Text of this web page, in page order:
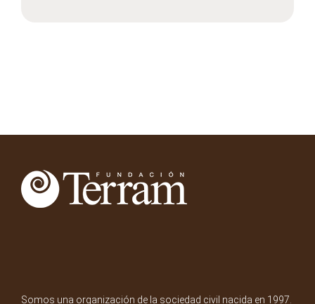
Somos una organización de la sociedad civil nacida en 1997.